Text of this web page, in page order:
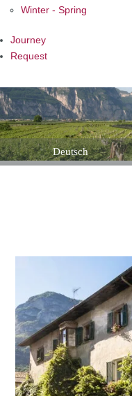
Winter - Spring
Journey
Request
Deutsch